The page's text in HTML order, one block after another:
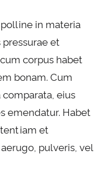
in materia
et
corpus habet
bonam. Cum
eius
emendatur. Habet
et
pulveris, vel